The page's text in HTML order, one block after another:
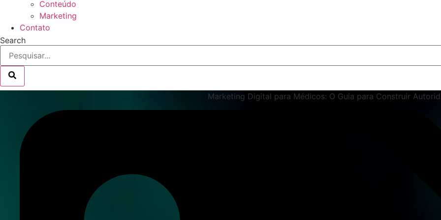
Conteúdo
Marketing
Contato
Search
Marketing Digital para Médicos: O Guia para Construir